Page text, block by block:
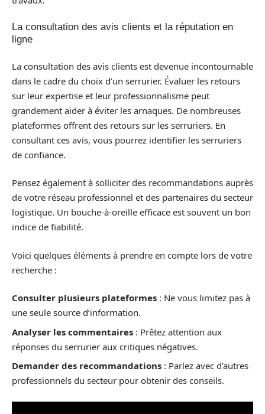
La consultation des avis clients et la réputation en
ligne
La consultation des avis clients est devenue incontournable
dans le cadre du choix d’un serrurier. Évaluer les retours
sur leur expertise et leur professionnalisme peut
grandement aider à éviter les arnaques. De nombreuses
plateformes offrent des retours sur les serruriers. En
consultant ces avis, vous pourrez identifier les serruriers
de confiance.
Pensez également à solliciter des recommandations auprès
de votre réseau professionnel et des partenaires du secteur
logistique. Un bouche-à-oreille efficace est souvent un bon
indice de fiabilité.
Voici quelques éléments à prendre en compte lors de votre
recherche :
Consulter plusieurs plateformes : Ne vous limitez pas à
une seule source d’information.
Analyser les commentaires : Prêtez attention aux
réponses du serrurier aux critiques négatives.
Demander des recommandations : Parlez avec d’autres
professionnels du secteur pour obtenir des conseils.